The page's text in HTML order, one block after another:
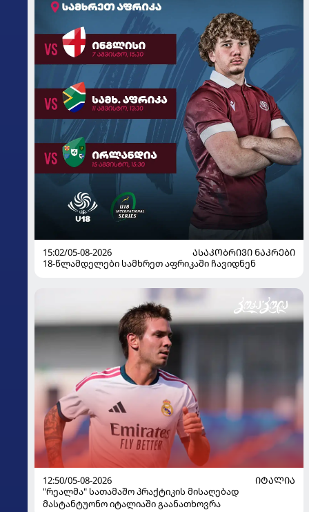
15:02/05-08-2026
ᲐᲡᲐᲙᲝᲑᲠᲘᲕᲘ ᲜᲐᲙᲠᲔᲑᲘ
18-წლამდელები სამხრეთ აფრიკაში ჩავიდნენ
12:50/05-08-2026
ᲘᲢᲐᲚᲘᲐ
"რეალმა" სათამაშო პრაქტიკის მისაღებად
მასტანტუონო იტალიაში გაანათხოვრა